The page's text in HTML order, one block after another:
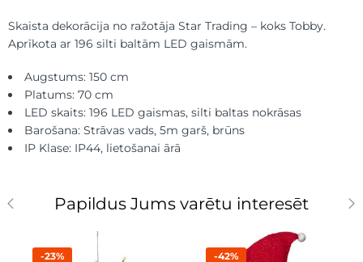
Skaista dekorācija no ražotāja Star Trading – koks Tobby.
Aprīkota ar 196 silti baltām LED gaismām.
Augstums: 150 cm
Platums: 70 cm
LED skaits: 196 LED gaismas, silti baltas nokrāsas
Barošana: Strāvas vads, 5m garš, brūns
IP Klase: IP44, lietošanai ārā
Papildus Jums varētu interesēt
-23% -42%